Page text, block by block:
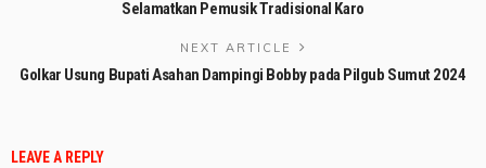
Selamatkan Pemusik Tradisional Karo
NEXT ARTICLE
Golkar Usung Bupati Asahan Dampingi Bobby pada Pilgub Sumut 2024
LEAVE A REPLY